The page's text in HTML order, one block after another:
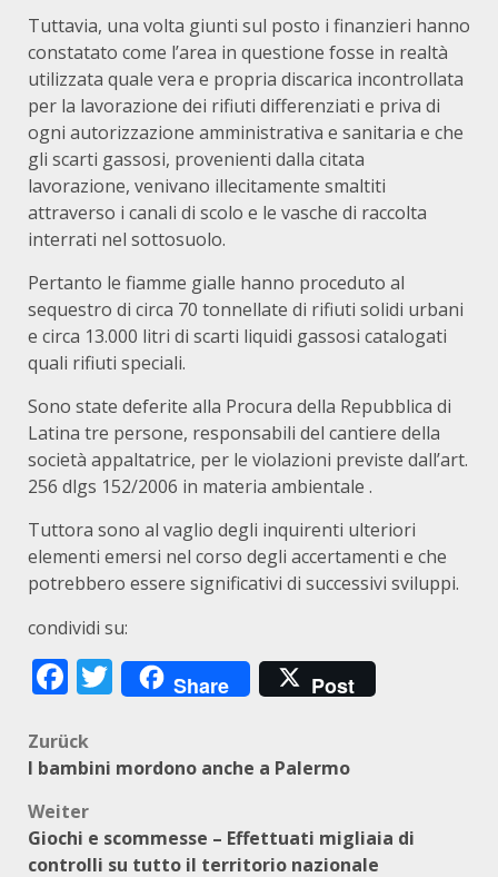
Tuttavia, una volta giunti sul posto i finanzieri hanno
constatato come l’area in questione fosse in realtà
utilizzata quale vera e propria discarica incontrollata
per la lavorazione dei rifiuti differenziati e priva di
ogni autorizzazione amministrativa e sanitaria e che
gli scarti gassosi, provenienti dalla citata
lavorazione, venivano illecitamente smaltiti
attraverso i canali di scolo e le vasche di raccolta
interrati nel sottosuolo.
Pertanto le fiamme gialle hanno proceduto al
sequestro di circa 70 tonnellate di rifiuti solidi urbani
e circa 13.000 litri di scarti liquidi gassosi catalogati
quali rifiuti speciali.
Sono state deferite alla Procura della Repubblica di
Latina tre persone, responsabili del cantiere della
società appaltatrice, per le violazioni previste dall’art.
256 dlgs 152/2006 in materia ambientale .
Tuttora sono al vaglio degli inquirenti ulteriori
elementi emersi nel corso degli accertamenti e che
potrebbero essere significativi di successivi sviluppi.
condividi su:
Facebook
Twitter
Share Post
Beitragsnavigation
Zurück
I bambini mordono anche a Palermo
Weiter
Giochi e scommesse – Effettuati migliaia di
controlli su tutto il territorio nazionale